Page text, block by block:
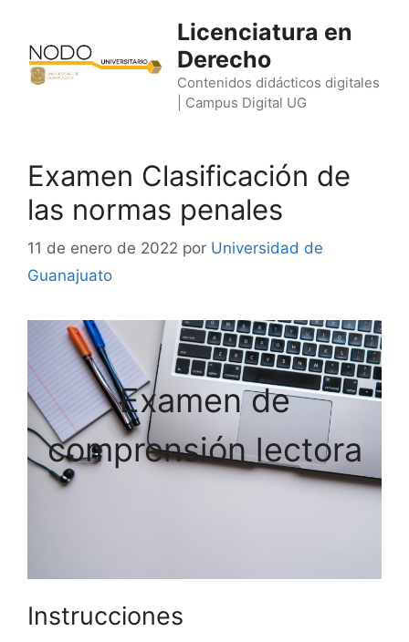
contenido
Licenciatura en
Derecho
Contenidos didácticos digitales
| Campus Digital UG
Examen Clasificación de
las normas penales
11 de enero de 2022 por Universidad de
Guanajuato
Examen de
comprensión lectora
Instrucciones